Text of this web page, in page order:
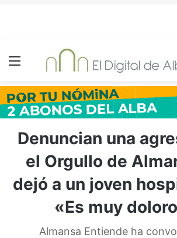
Menú
Denuncian una
el Orgullo de
dejó a un joven
«Es muy
Almansa Entiende ha